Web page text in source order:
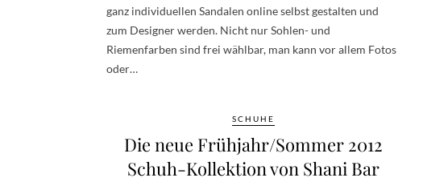
ganz individuellen Sandalen online selbst gestalten und
zum Designer werden. Nicht nur Sohlen- und
Riemenfarben sind frei wählbar, man kann vor allem Fotos
oder…
SCHUHE
Die neue Frühjahr/Sommer 2012
Schuh-Kollektion von Shani Bar